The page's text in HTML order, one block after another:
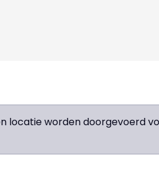
locatie worden doorgevoerd